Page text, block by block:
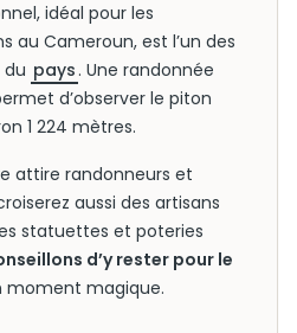
idéal pour les
au Cameroun, est l’un des
du pays . Une randonnée
d’observer le piton
1 224 mètres.
attire randonneurs et
aussi des artisans
statuettes et poteries
d’y rester pour le
moment magique.